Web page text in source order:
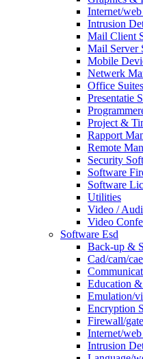
Internet/
Intrusion
Mail Client
Mail Server
Mobile
Netwerk
Office Suites
Presentatie
Project &
Rapport
Remote
Security
Software
Software
Utilities
Video /
Video
Software Esd
Back-up &
Cad/cam/
Education
Emulation/
Encryption
Firewall/
Internet/
Intrusion